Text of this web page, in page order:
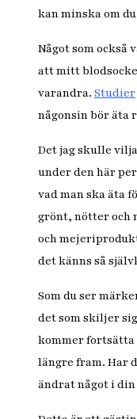
kan minska om
Något som
att mitt
varandra. Studier
någonsin bör äta
Det jag skulle
under den här
vad man ska äta
grönt, nötter och
och
det känns så
Som du ser
det som skiljer
kommer fortsätta
längre fram. Har
ändrat något i